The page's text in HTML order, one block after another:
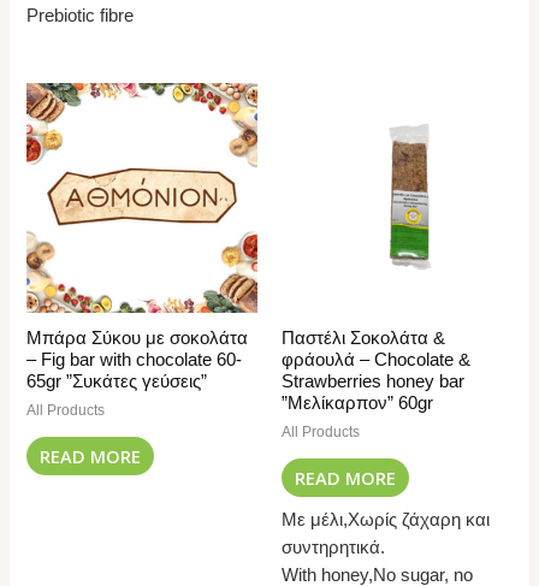
Prebiotic fibre
Μπάρα Σύκου με σοκολάτα
– Fig bar with chocolate 60-
65gr ”Συκάτες γεύσεις”
All Products
READ MORE
Παστέλι Σοκολάτα &
φράουλά – Chocolate &
Strawberries honey bar
”Μελίκαρπον” 60gr
All Products
READ MORE
Με μέλι,Χωρίς ζάχαρη και
συντηρητικά.
With honey,No sugar, no